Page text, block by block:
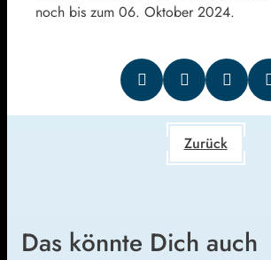
noch bis zum 06. Oktober 2024.
Zurück
Das könnte Dich auch